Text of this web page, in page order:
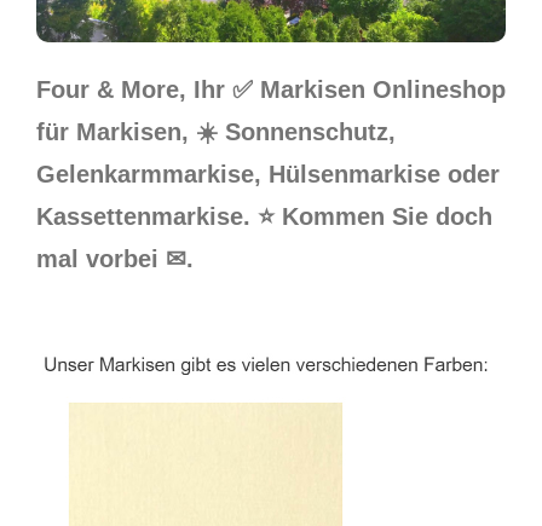
Four & More, Ihr ✅ Markisen Onlineshop
für Markisen, ☀️ Sonnenschutz,
Gelenkarmmarkise, Hülsenmarkise oder
Kassettenmarkise. ⭐ Kommen Sie doch
mal vorbei ✉.